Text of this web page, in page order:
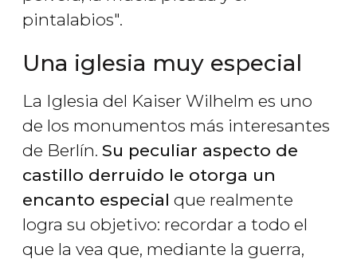
pintalabios".
Una iglesia muy especial
La Iglesia del Kaiser Wilhelm es uno
de los monumentos más interesantes
de Berlín. Su peculiar aspecto de
castillo derruido le otorga un
encanto especial que realmente
logra su objetivo: recordar a todo el
que la vea que, mediante la guerra,